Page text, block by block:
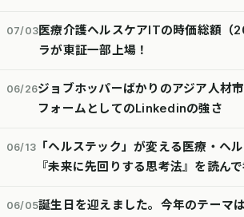
07/03医療介護ヘルスケアITの時価総額（
ラが東証一部上場！
06/26ジョブホッパーばかりのアジア人材
フォームとしてのLinkedinの強さ
06/13 「ヘルステック」が変える医療・ヘ
『未来に先回りする思考法』を読ん
06/05誕生日を迎えました。今年のテーマ